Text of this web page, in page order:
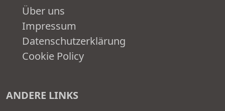
Über uns
Impressum
Datenschutzerklärung
Cookie Policy
ANDERE LINKS